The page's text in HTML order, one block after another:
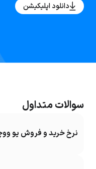
دانلود اپلیکیشن
سوالات متداول
نرخ خرید و فروش یو